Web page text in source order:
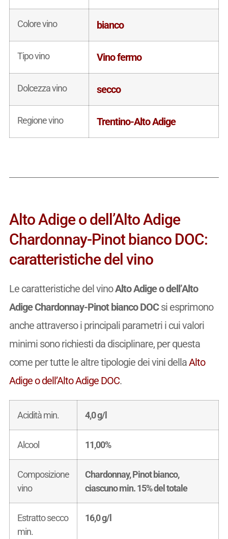
Colore vino bianco
Tipo vino Vino fermo
Dolcezza vino secco
Regione vino Trentino-Alto Adige
Alto Adige o dell’Alto Adige
Chardonnay-Pinot bianco DOC:
caratteristiche del vino
Le caratteristiche del vinoAlto Adige o dell’Alto
Adige Chardonnay-Pinot bianco DOCsi esprimono
anche attraverso i principali parametri i cui valori
minimi sono richiesti da disciplinare, per questa
come per tutte le altre tipologie dei vini dellaAlto
Adige o dell’Alto Adige DOC.
Acidità min. 4,0 g/l
Alcool 11,00%
Composizione
vino
Chardonnay, Pinot bianco,
ciascuno min. 15% del totale
Estratto secco
min.
16,0 g/l